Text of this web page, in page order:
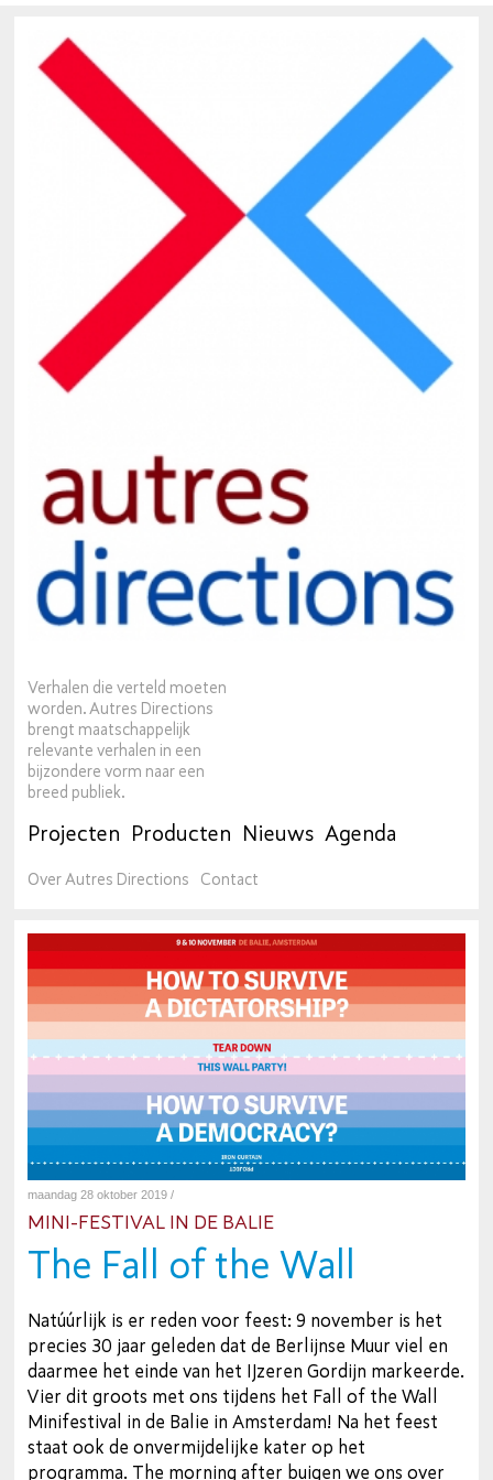
Verhalen die verteld moeten
worden. Autres Directions
brengt maatschappelijk
relevante verhalen in een
bijzondere vorm naar een
breed publiek.
Projecten Producten Nieuws Agenda
Over Autres Directions Contact
maandag 28 oktober 2019 /
MINI-FESTIVAL IN DE BALIE
The Fall of the Wall
Natúúrlijk is er reden voor feest: 9 november is het
precies 30 jaar geleden dat de Berlijnse Muur viel en
daarmee het einde van het IJzeren Gordijn markeerde.
Vier dit groots met ons tijdens het Fall of the Wall
Minifestival in de Balie in Amsterdam! Na het feest
staat ook de onvermijdelijke kater op het
programma. The morning after buigen we ons over